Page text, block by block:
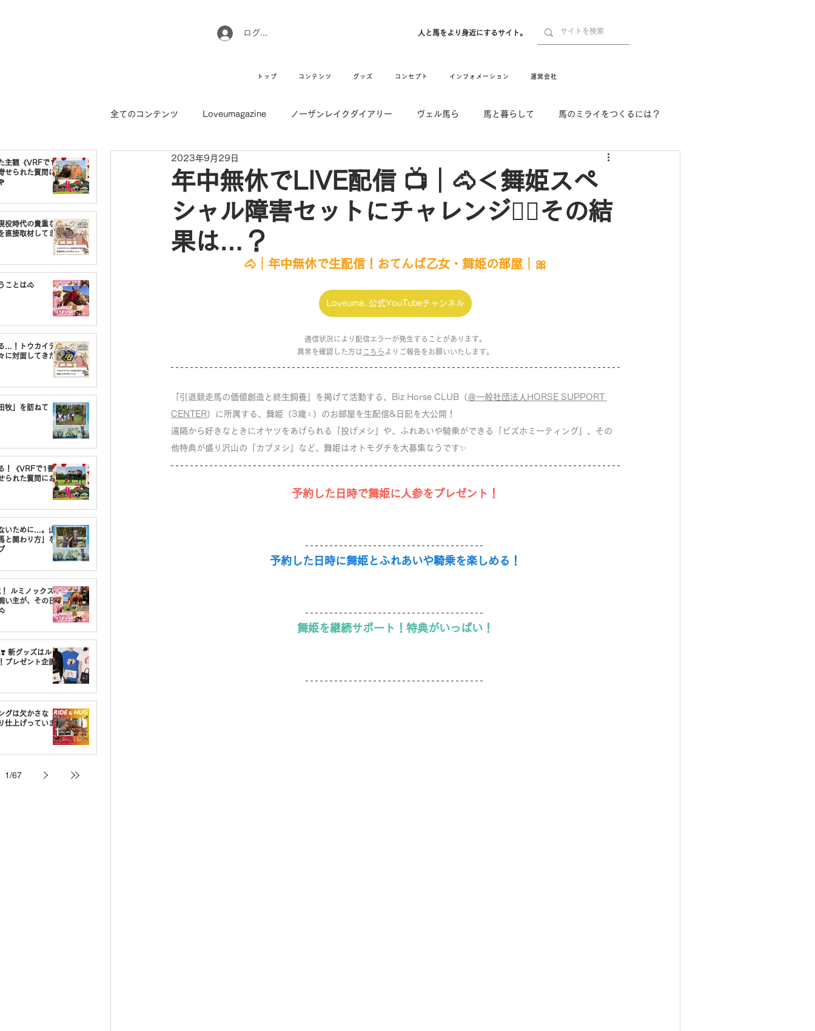
ログイン 人と馬をより身近にするサイト。
トップ コンテンツ グッズ コンセプト インフォメーション 運営会社
主観《VRFで1番
せられた質問に
役時代の貴重な
直接取材してき
ことは🐴
…！トウカイテ
に対面してきた
牧」を訪ねて
！《VRFで1番〇
られた質問にお
いために…。山
と関わり方」を
ルミノックスの
い主が、その日
新グッズはルミ
プレゼント企画
グは欠かさな
仕上げっていま
1/67
全てのコンテンツ Loveumagazine ノーザンレイクダイアリー ヴェル馬ら 馬と暮らして 馬のミライをつくるには？
ウマのお坊さん徒然日記
引退馬コレクション インフォメーション Movie New Long Hit
年中無休でLIVE配信 📺｜🐴＜舞姫スペ
シャル障害セットにチャレンジ❤️‍🔥その結
果は…？
2023年9月29日
🐴｜年中無休で生配信！おてんば乙女・舞姫の部屋｜🎀
Loveuma. 公式YouTubeチャンネル
通信状況により配信エラーが発生することがあります。
異常を確認した方は こちら よりご報告をお願いいたします。
「引退競走馬の価値創造と終生飼養」を掲げて活動する、Biz Horse CLUB（ ＠一般社団法人HORSE SUPPORT
CENTER）に所属する、舞姫（3歳♀）のお部屋を生配信&日記を大公開！
遠隔から好きなときにオヤツをあげられる「投げメシ」や、ふれあいや騎乗ができる「ビズホミーティング」、その
他特典が盛り沢山の「カブヌシ」など、舞姫はオトモダチを大募集なうです✨
予約した日時で舞姫に人参をプレゼント！
予約した日時に舞姫とふれあいや騎乗を楽しめる！
舞姫を継続サポート！特典がいっぱい！